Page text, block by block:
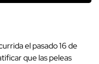
el pasado 16 de
que las peleas